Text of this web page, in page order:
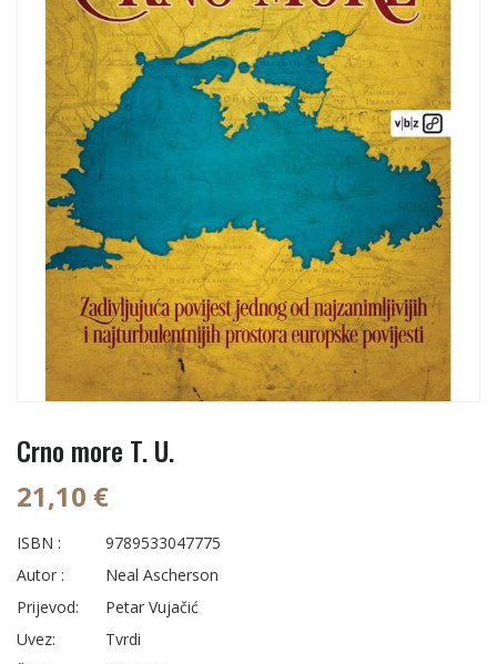
Crno more T. U.
21,10 €
ISBN :
9789533047775
Autor :
Neal Ascherson
Prijevod:
Petar Vujačić
Uvez:
Tvrdi